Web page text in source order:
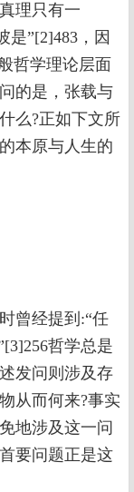
理只有一
是”[2]483，因
哲学理论层面
的是，张载与
么?正如下文所
本原与人生的
曾经提到:“任
哲学总是
发问则涉及存
从而何来?事实
地涉及这一问
要问题正是这